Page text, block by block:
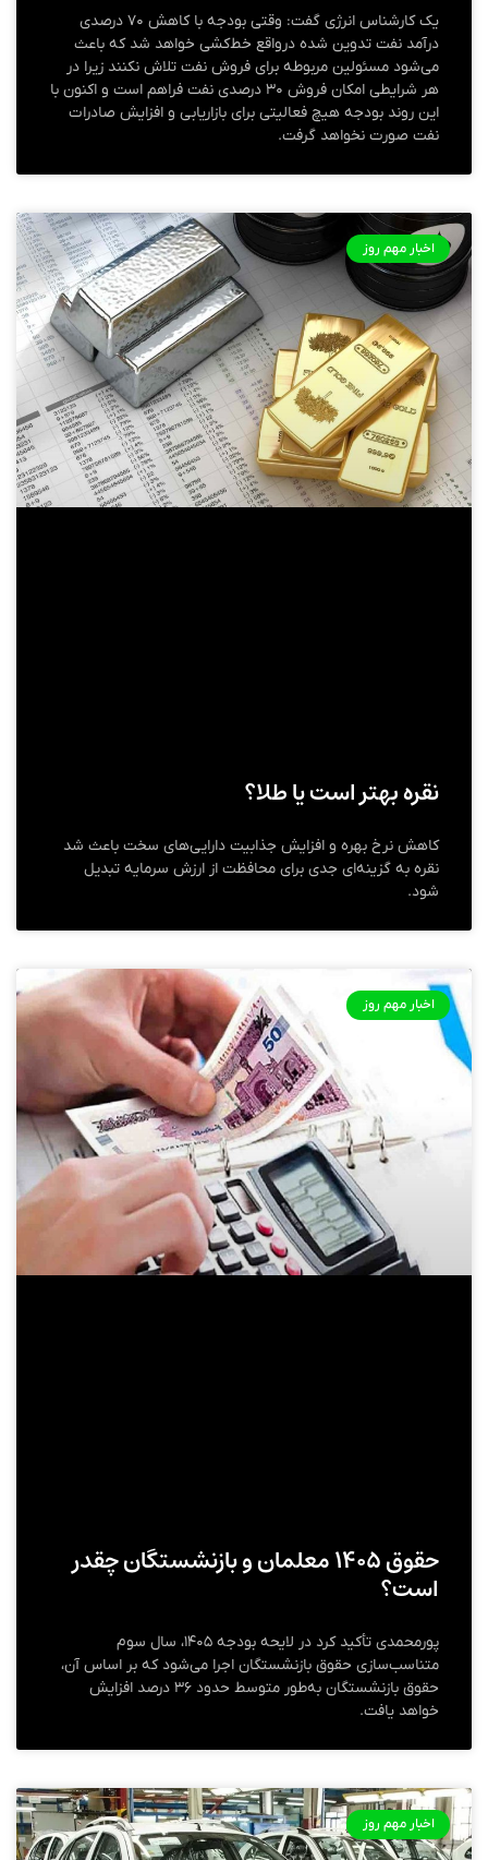
یک کارشناس انرژی گفت: وقتی بودجه با کاهش ۷۰ درصدی
درآمد نفت تدوین شده درواقع خط‌کشی خواهد شد که باعث
می‌شود مسئولین مربوطه برای فروش نفت تلاش نکنند زیرا در
هر شرایطی امکان فروش ۳۰ درصدی نفت فراهم است و اکنون با
این روند بودجه هیچ فعالیتی برای بازاریابی و افزایش صادرات
نفت صورت نخواهد گرفت.
اخبار مهم روز
نقره بهتر است یا طلا؟
کاهش نرخ بهره و افزایش جذابیت دارایی‌های سخت باعث شد
نقره به گزینه‌ای جدی برای محافظت از ارزش سرمایه تبدیل
شود.
اخبار مهم روز
حقوق ۱۴۰۵ معلمان و بازنشستگان چقدر
است؟
پورمحمدی تأکید کرد در لایحه بودجه ۱۴۰۵، سال سوم
متناسب‌سازی حقوق بازنشستگان اجرا می‌شود که بر اساس آن،
حقوق بازنشستگان به‌طور متوسط حدود ۳۶ درصد افزایش
خواهد یافت.
اخبار مهم روز